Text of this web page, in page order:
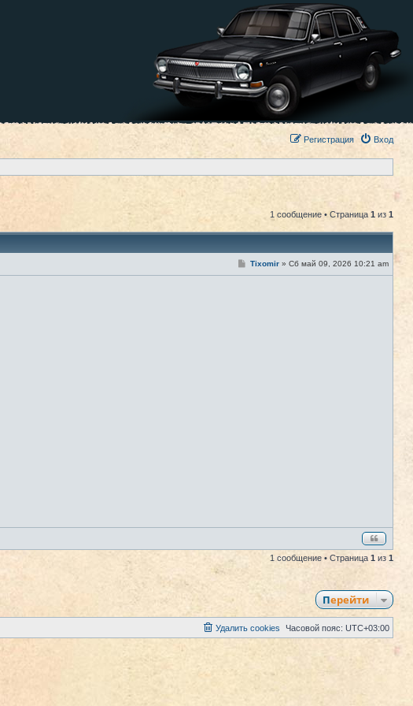
Вход
Регистрация
1 сообщение • Страница 1 из 1
#1
СTixomir » Сб май 09, 2026 10:21 am
1 сообщение • Страница 1 из 1
Перейти
Часовой пояс: UTC+03:00
Удалить cookies